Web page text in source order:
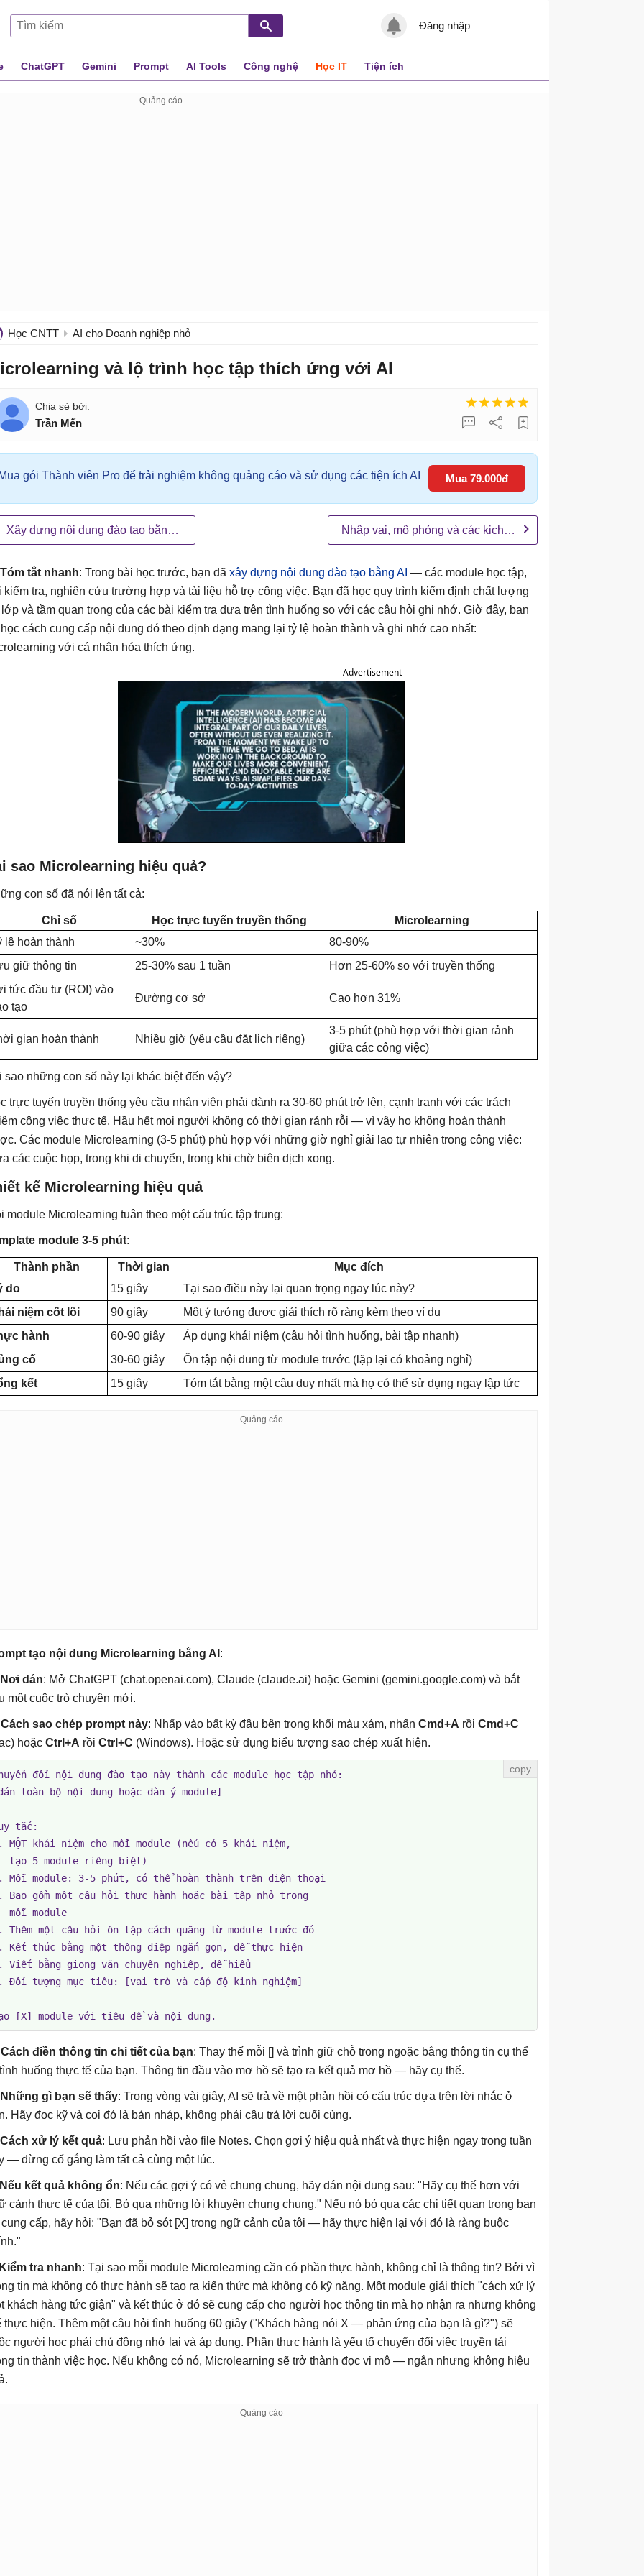
Đăng nhập
ChatGPT Gemini Prompt AI Tools Công nghệ Học IT Tiện ích
Học CNTT AI cho Doanh nghiệp nhỏ
và lộ trình học tập thích ứng với AI
Trần Mến
Mua gói Thành viên Pro để trải nghiệm không quảng cáo và sử dụng các tiện ích AI Mua 79.000đ
Xây dựng nội dung đào tạo bằng AI Nhập vai, mô phỏng và các kịch bản thực hành AI
Tóm tắt nhanh: Trong bài học trước, bạn đã xây dựng nội dung đào tạo bằng AI — các module học tập,
kiểm tra, nghiên cứu trường hợp và tài liệu hỗ trợ công việc. Bạn đã học quy trình kiểm định chất lượng
lớp và tầm quan trọng của các bài kiểm tra dựa trên tình huống so với các câu hỏi ghi nhớ. Giờ đây, bạn
cách cung cấp nội dung đó theo định dạng mang lại tỷ lệ hoàn thành và ghi nhớ cao nhất:
với cá nhân hóa thích ứng.
Advertisement
sao Microlearning hiệu quả?
con số đã nói lên tất cả:
Chỉ số Học trực tuyến truyền thống
Microlearning
lệ hoàn thành
~30%
80-90%
giữ thông tin
25-30% sau 1 tuần
Hơn 25-60% so với truyền thống
tức đầu tư (ROI) vào
tạo
Đường cơ sở Cao hơn 31%
gian hoàn thành Nhiều giờ (yêu cầu đặt lịch riêng)
3-5 phút (phù hợp với thời gian rảnh
giữa các công việc)
sao những con số này lại khác biệt đến vậy?
trực tuyến truyền thống yêu cầu nhân viên phải dành ra 30-60 phút trở lên, cạnh tranh với các trách
công việc thực tế. Hầu hết mọi người không có thời gian rảnh rỗi — vì vậy họ không hoàn thành
Các module Microlearning (3-5 phút) phù hợp với những giờ nghỉ giải lao tự nhiên trong công việc:
các cuộc họp, trong khi di chuyển, trong khi chờ biên dịch xong.
kế Microlearning hiệu quả
module Microlearning tuân theo một cấu trúc tập trung:
module 3-5 phút:
Thành phần Thời gian
Mục đích
do
15 giây
Tại sao điều này lại quan trọng ngay lúc này?
niệm cốt lõi
90 giây
Một ý tưởng được giải thích rõ ràng kèm theo ví dụ
hành
60-90 giây
Áp dụng khái niệm (câu hỏi tình huống, bài tập nhanh)
cố
30-60 giây
Ôn tập nội dung từ module trước (lặp lại có khoảng nghỉ)
kết
15 giây Tóm tắt bằng một câu duy nhất mà họ có thể sử dụng ngay lập tức
tạo nội dung Microlearning bằng AI :
Nơi dán: Mở ChatGPT (chat.openai.com), Claude (claude.ai) hoặc Gemini (gemini.google.com) và bắt
một cuộc trò chuyện mới.
Cách sao chép prompt này: Nhấp vào bất kỳ đâu bên trong khối màu xám, nhấn Cmd+A rồi Cmd+C
hoặc Ctrl+A rồi Ctrl+C (Windows). Hoặc sử dụng biểu tượng sao chép xuất hiện.
đổi nội dung đào tạo này thành các module học tập nhỏ:
toàn bộ nội dung hoặc dàn ý module]
tắc:
MỘT khái niệm cho mỗi module (nếu có 5 khái niệm,
tạo 5 module riêng biệt)
Mỗi module: 3-5 phút, có thể hoàn thành trên điện thoại
Bao gồm một câu hỏi thực hành hoặc bài tập nhỏ trong
mỗi module
Thêm một câu hỏi ôn tập cách quãng từ module trước đó
Kết thúc bằng một thông điệp ngắn gọn, dễ thực hiện
Viết bằng giọng văn chuyên nghiệp, dễ hiểu
Đối tượng mục tiêu: [vai trò và cấp độ kinh nghiệm]
[X] module với tiêu đề và nội dung.
Cách điền thông tin chi tiết của bạn: Thay thế mỗi [] và trình giữ chỗ trong ngoặc bằng thông tin cụ thể
huống thực tế của bạn. Thông tin đầu vào mơ hồ sẽ tạo ra kết quả mơ hồ — hãy cụ thể.
Những gì bạn sẽ thấy: Trong vòng vài giây, AI sẽ trả về một phản hồi có cấu trúc dựa trên lời nhắc ở
Hãy đọc kỹ và coi đó là bản nháp, không phải câu trả lời cuối cùng.
Cách xử lý kết quả: Lưu phản hồi vào file Notes. Chọn gợi ý hiệu quả nhất và thực hiện ngay trong tuần
— đừng cố gắng làm tất cả cùng một lúc.
Nếu kết quả không ổn: Nếu các gợi ý có vẻ chung chung, hãy dán nội dung sau: "Hãy cụ thể hơn với
cảnh thực tế của tôi. Bỏ qua những lời khuyên chung chung." Nếu nó bỏ qua các chi tiết quan trọng bạn
cấp, hãy hỏi: "Bạn đã bỏ sót [X] trong ngữ cảnh của tôi — hãy thực hiện lại với đó là ràng buộc
Kiểm tra nhanh: Tại sao mỗi module Microlearning cần có phần thực hành, không chỉ là thông tin? Bởi vì
tin mà không có thực hành sẽ tạo ra kiến ​​thức mà không có kỹ năng. Một module giải thích "cách xử lý
khách hàng tức giận" và kết thúc ở đó sẽ cung cấp cho người học thông tin mà họ nhận ra nhưng không
thực hiện. Thêm một câu hỏi tình huống 60 giây ("Khách hàng nói X — phản ứng của bạn là gì?") sẽ
người học phải chủ động nhớ lại và áp dụng. Phần thực hành là yếu tố chuyển đổi việc truyền tải
tin thành việc học. Nếu không có nó, Microlearning sẽ trở thành đọc vi mô — ngắn nhưng không hiệu